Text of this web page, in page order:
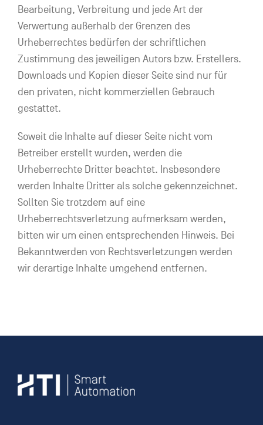
Bearbeitung, Verbreitung und jede Art der
Verwertung außerhalb der Grenzen des
Urheberrechtes bedürfen der schriftlichen
Zustimmung des jeweiligen Autors bzw. Erstellers.
Downloads und Kopien dieser Seite sind nur für
den privaten, nicht kommerziellen Gebrauch
gestattet.
Soweit die Inhalte auf dieser Seite nicht vom
Betreiber erstellt wurden, werden die
Urheberrechte Dritter beachtet. Insbesondere
werden Inhalte Dritter als solche gekennzeichnet.
Sollten Sie trotzdem auf eine
Urheberrechtsverletzung aufmerksam werden,
bitten wir um einen entsprechenden Hinweis. Bei
Bekanntwerden von Rechtsverletzungen werden
wir derartige Inhalte umgehend entfernen.